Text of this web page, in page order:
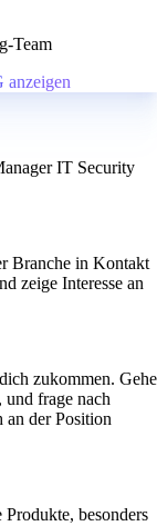
Team
anzeigen
IT Security
Branche in Kontakt
zeige Interesse an
zukommen. Gehe
frage nach
der Position
besonders